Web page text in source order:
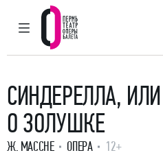
ГЛАВНОЕ МЕНЮ
Пермский
СИНДЕРЕЛЛА,
О ЗОЛУШКЕ
Ж. МАССНЕ ОПЕРА 12+